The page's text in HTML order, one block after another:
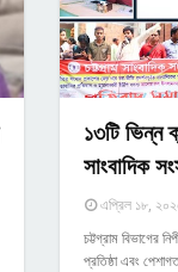
১৩টি ভিন্ন
সাংবাদিক
এপ্রিল ১৮,
চট্টগ্রাম বিভাগের
প্রতিষ্ঠা এবং